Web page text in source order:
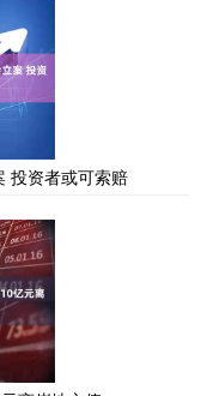
投资者或可索赔